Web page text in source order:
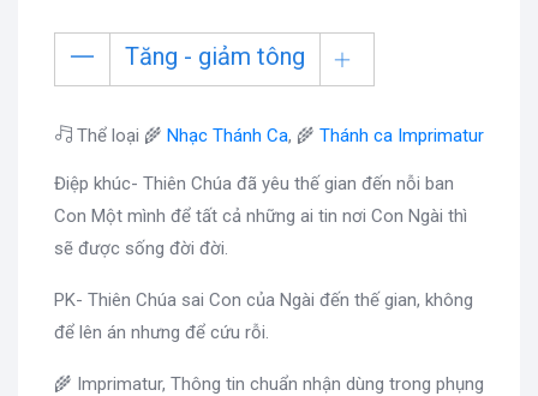
Tăng - giảm tông
Thể loại 🌾 Nhạc Thánh Ca, 🌾 Thánh ca Imprimatur
Điệp khúc- Thiên Chúa đã yêu thế gian đến nỗi ban
Con Một mình để tất cả những ai tin nơi Con Ngài thì
sẽ được sống đời đời.
PK- Thiên Chúa sai Con của Ngài đến thế gian, không
để lên án nhưng để cứu rỗi.
🌾 Imprimatur, Thông tin chuẩn nhận dùng trong phụng